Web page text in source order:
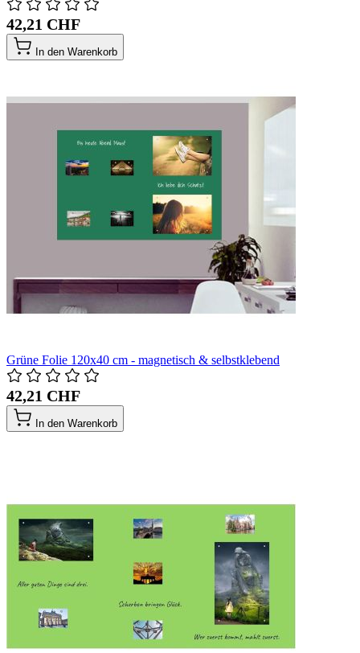
42,21 CHF
In den Warenkorb
Grüne Folie 120x40 cm - magnetisch & selbstklebend
42,21 CHF
In den Warenkorb